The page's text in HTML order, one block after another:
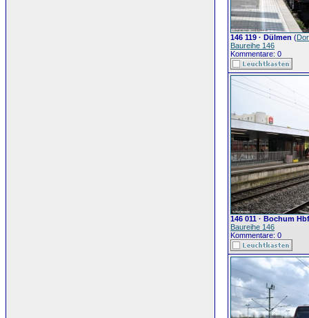
146 119 · Dülmen (
Baureihe 146
Kommentare: 0
146 011 · Bochum Hbf
Baureihe 146
Kommentare: 0